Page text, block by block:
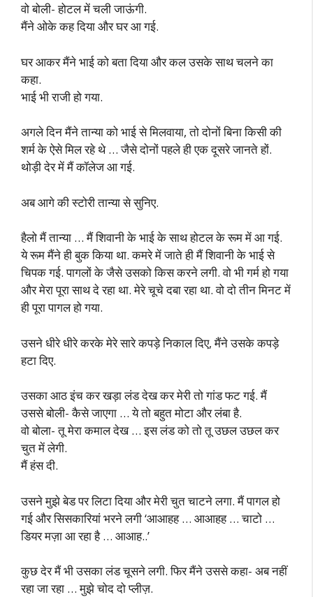
वो बोली- होटल में चली जाऊंगी.
मैंने ओके कह दिया और घर आ गई.
घर आकर मैंने भाई को बता दिया और कल उसके साथ चलने का
कहा.
भाई भी राजी हो गया.
अगले दिन मैंने तान्या को भाई से मिलवाया, तो दोनों बिना किसी की
शर्म के ऐसे मिल रहे थे … जैसे दोनों पहले ही एक दूसरे जानते हों.
थोड़ी देर में मैं कॉलेज आ गई.
अब आगे की स्टोरी तान्या से सुनिए.
हैलो मैं तान्या … मैं शिवानी के भाई के साथ होटल के रूम में आ गई.
ये रूम मैंने ही बुक किया था. कमरे में जाते ही मैं शिवानी के भाई से
चिपक गई. पागलों के जैसे उसको किस करने लगी. वो भी गर्म हो गया
और मेरा पूरा साथ दे रहा था. मेरे चूचे दबा रहा था. वो दो तीन मिनट में
ही पूरा पागल हो गया.
उसने धीरे धीरे करके मेरे सारे कपड़े निकाल दिए, मैंने उसके कपड़े
हटा दिए.
उसका आठ इंच कर खड़ा लंड देख कर मेरी तो गांड फट गई. मैं
उससे बोली- कैसे जाएगा … ये तो बहुत मोटा और लंबा है.
वो बोला- तू मेरा कमाल देख … इस लंड को तो तू उछल उछल कर
चुत में लेगी.
मैं हंस दी.
उसने मुझे बेड पर लिटा दिया और मेरी चुत चाटने लगा. मैं पागल हो
गई और सिसकारियां भरने लगी ‘आआहह … आआहह … चाटो …
डियर मज़ा आ रहा है … आआह..’
कुछ देर मैं भी उसका लंड चूसने लगी. फिर मैंने उससे कहा- अब नहीं
रहा जा रहा … मुझे चोद दो प्लीज़.